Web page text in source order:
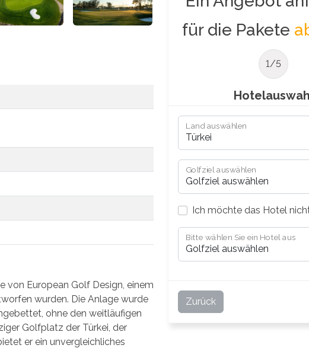
von European Golf Design, einem
wurden. Die Anlage wurde
ohne den weitläufigen
Golfplatz der Türkei, der
er ein unvergleichliches
für die Pakete
1/5
Land auswählen
Golfziel auswählen
Ich möchte das Hotel
Bitte wählen Sie ein Hotel aus
Zurück